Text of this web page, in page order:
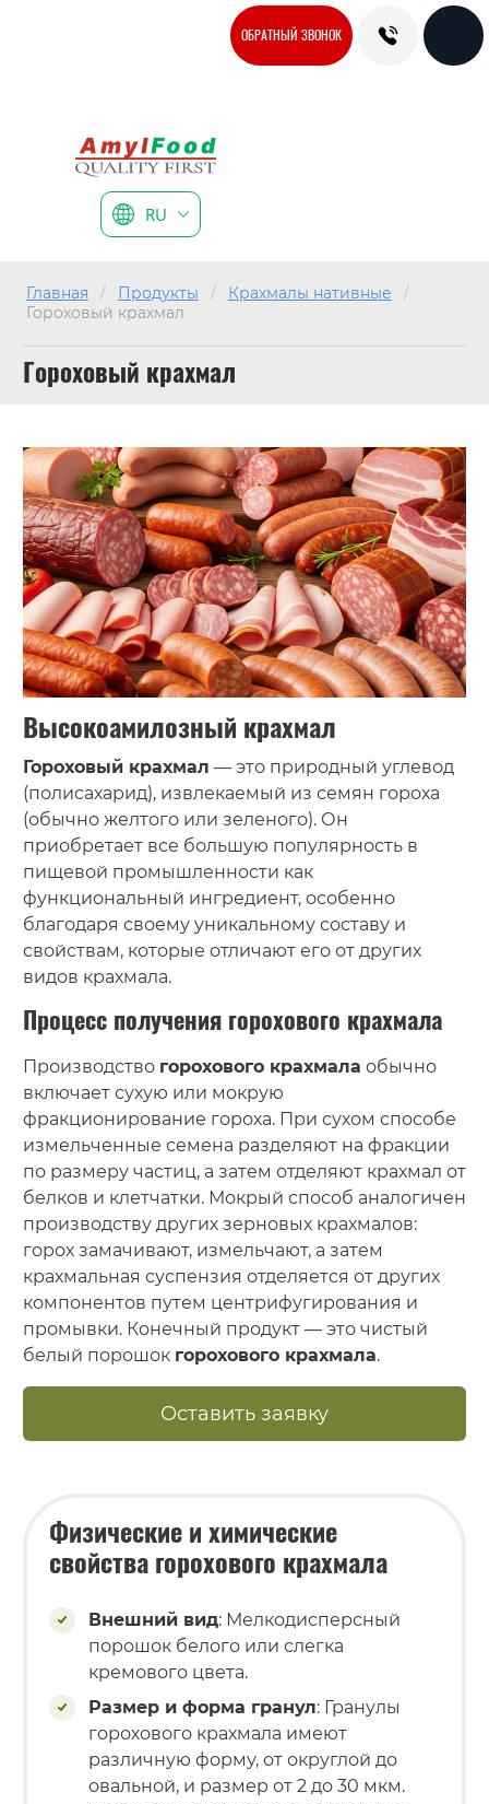
ОБРАТНЫЙ ЗВОНОК
RU
Главная / Продукты / Крахмалы нативные
/
Гороховый крахмал
Гороховый крахмал
Высокоамилозный крахмал
Гороховый крахмал — это природный углевод
(полисахарид), извлекаемый из семян гороха
(обычно желтого или зеленого). Он
приобретает все большую популярность в
пищевой промышленности как
функциональный ингредиент, особенно
благодаря своему уникальному составу и
свойствам, которые отличают его от других
видов крахмала.
Процесс получения горохового крахмала
Производство горохового крахмала обычно
включает сухую или мокрую
фракционирование гороха. При сухом способе
измельченные семена разделяют на фракции
по размеру частиц, а затем отделяют крахмал от
белков и клетчатки. Мокрый способ аналогичен
производству других зерновых крахмалов:
горох замачивают, измельчают, а затем
крахмальная суспензия отделяется от других
компонентов путем центрифугирования и
промывки. Конечный продукт — это чистый
белый порошок горохового крахмала.
Оставить заявку
Физические и химические
свойства горохового крахмала
Внешний вид: Мелкодисперсный
порошок белого или слегка
кремового цвета.
Размер и форма гранул: Гранулы
горохового крахмала имеют
различную форму, от округлой до
овальной, и размер от 2 до 30 мкм.